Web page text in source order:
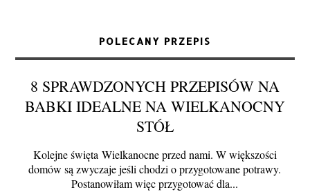
POLECANY PRZEPIS
8 SPRAWDZONYCH PRZEPISÓW NA
BABKI IDEALNE NA WIELKANOCNY
STÓŁ
Kolejne święta Wielkanocne przed nami. W większości
domów są zwyczaje jeśli chodzi o przygotowane potrawy.
Postanowiłam więc przygotować dla...